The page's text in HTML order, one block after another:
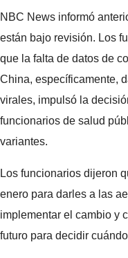
NBC News informó
están bajo revisión. Los
que la falta de datos de
China, específicamente,
virales, impulsó la
funcionarios de salud
variantes.
Los funcionarios dijeron
enero para darles a las
implementar el cambio y
futuro para decidir